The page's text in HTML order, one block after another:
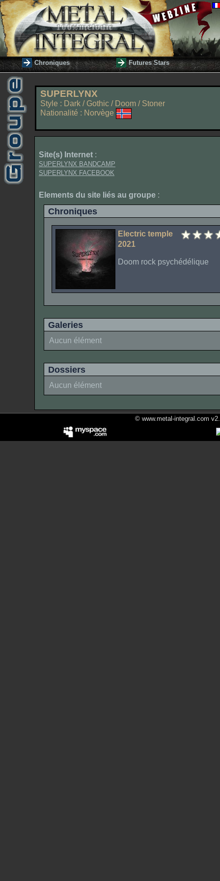
Chroniques Futures Stars
SUPERLYNX
Style : Dark / Gothic / Doom / Stoner
Nationalité : Norvège
Site(s) Internet :
SUPERLYNX BANDCAMP
SUPERLYNX FACEBOOK
Elements du site liés au groupe :
Chroniques
Electric temple
2021
Doom rock psychédélique
Galeries
Aucun élément
Dossiers
Aucun élément
© www.metal-integral.com